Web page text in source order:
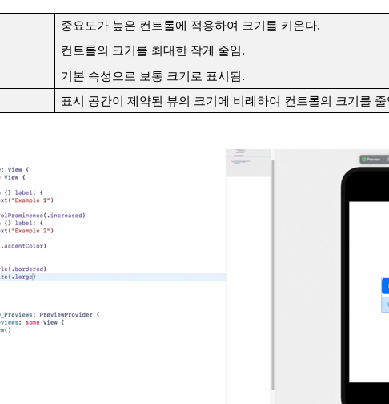
중요도가 높은 컨트롤에 적용하여 크기를 키운다.
컨트롤의 크기를 최대한 작게 줄임.
기본 속성으로 보통 크기로 표시됨.
표시 공간이 제약된 뷰의 크기에 비례하여 컨트롤의 크기를